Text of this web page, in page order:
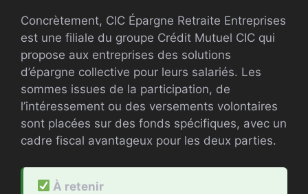
Concrètement, CIC Épargne Retraite Entreprises
est une filiale du groupe Crédit Mutuel CIC qui
propose aux entreprises des solutions
d’épargne collective pour leurs salariés. Les
sommes issues de la participation, de
l’intéressement ou des versements volontaires
sont placées sur des fonds spécifiques, avec un
cadre fiscal avantageux pour les deux parties.
À retenir